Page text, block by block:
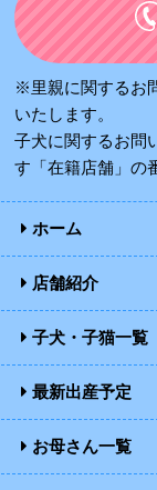
※里親に関するお
いたします。
子犬に関するお問
す「在籍店舗」の
ホーム
店舗紹介
子犬・子猫一覧
最新出産予定
お母さん一覧